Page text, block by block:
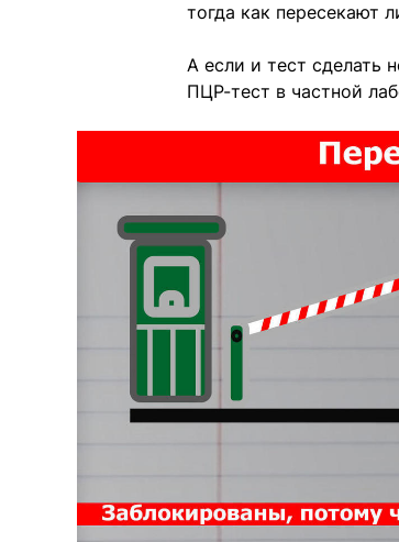
тогда как пересекают
А если и тест сделать
ПЦР-тест в частной